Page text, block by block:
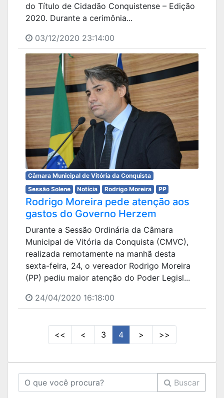
do Título de Cidadão Conquistense – Edição
2020. Durante a cerimônia...
03/12/2020 23:14:00
Câmara Municipal de Vitória da Conquista
Sessão Solene
Notícia Rodrigo Moreira PP
Rodrigo Moreira pede atenção aos
gastos do Governo Herzem
Durante a Sessão Ordinária da Câmara
Municipal de Vitória da Conquista (CMVC),
realizada remotamente na manhã desta
sexta-feira, 24, o vereador Rodrigo Moreira
(PP) pediu maior atenção do Poder Legisl...
24/04/2020 16:18:00
<< < 3 4 > >>
Buscar